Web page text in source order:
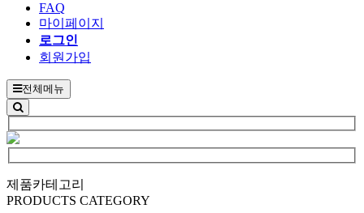
FAQ
마이페이지
로그인
회원가입
전체메뉴
제품카테고리
PRODUCTS CATEGORY